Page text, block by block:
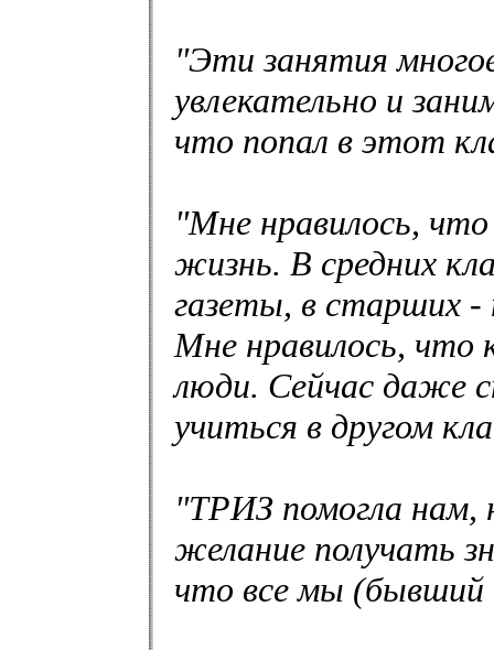
"Эти занятия
увлекательно и
что попал в этот
"Мне нравилось,
жизнь. В средних
газеты, в старших
Мне нравилось, что
люди. Сейчас даже
учиться в другом
"ТРИЗ помогла нам,
желание получать
что все мы (бывший